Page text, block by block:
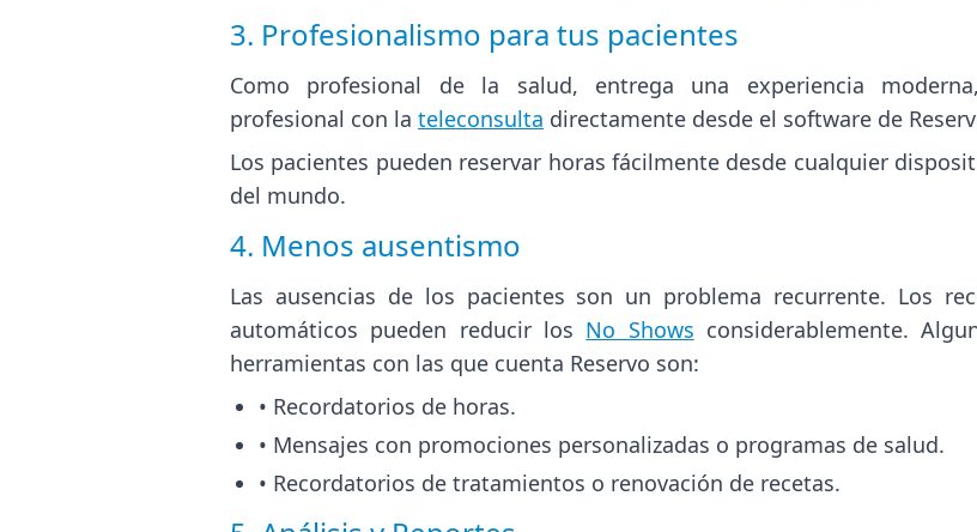
3. Profesionalismo para tus pacientes
Como profesional de la salud, entrega una experiencia
profesional con la teleconsulta directamente desde el software de
Los pacientes pueden reservar horas fácilmente desde cualquier
del mundo.
4. Menos ausentismo
Las ausencias de los pacientes son un problema recurrente. Los
automáticos pueden reducir los No Shows considerablemente.
herramientas con las que cuenta Reservo son:
• Recordatorios de horas.
• Mensajes con promociones personalizadas o programas de salud.
• Recordatorios de tratamientos o renovación de recetas.